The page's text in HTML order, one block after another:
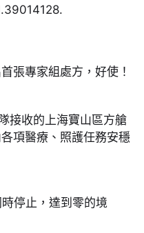
張專家組處方，好使！
接收的上海寶山區方艙
項醫療、照護任務安穩
停止，達到零的境